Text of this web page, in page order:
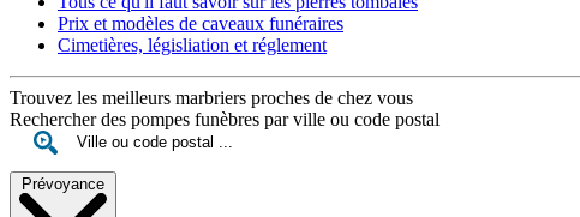
Prix et modèles de caveaux funéraires
Cimetières, législiation et réglement
Trouvez les meilleurs marbriers proches de chez vous
Rechercher des pompes funèbres par ville ou code postal
Prévoyance